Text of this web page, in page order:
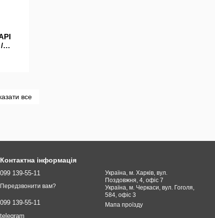
все
Контактна інформація
099 139-55-11
Передзвонити вам?
099 139-55-11
telegram
Україна, м. Харків, вул.
Поздовжня, 4, офіс 7
Україна, м. Черкаси, вул. Гоголя,
584, офіс 3
Мапа проїзду